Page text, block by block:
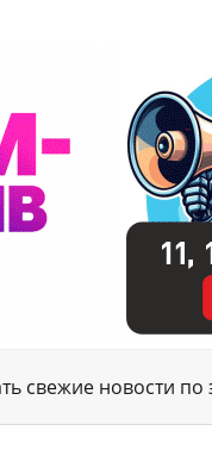
свежие новости